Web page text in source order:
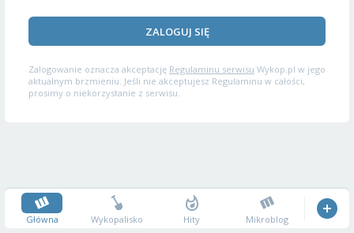
ZALOGUJ SIĘ
Zalogowanie oznacza akceptację Regulaminu serwisu Wykop.pl w jego
aktualnym brzmieniu. Jeśli nie akceptujesz Regulaminu w całości,
prosimy o niekorzystanie z serwisu.
Główna Wykopalisko Hity Mikroblog